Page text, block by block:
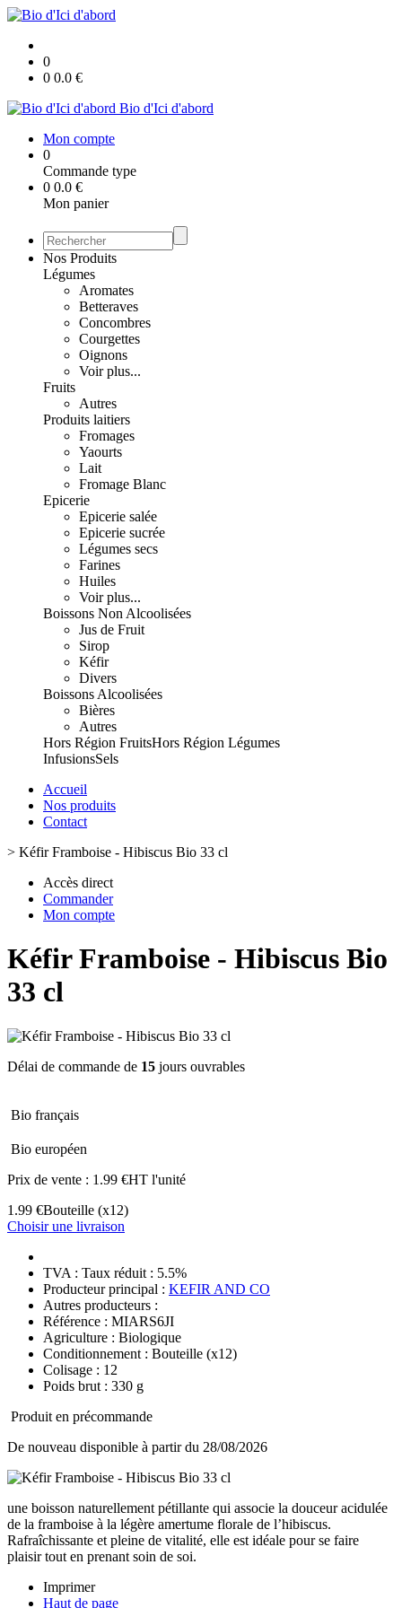
0
0 0.0 €
Bio d'Ici d'abord
Mon compte
0
Commande type
0 0.0 €
Mon panier
Nos Produits
Légumes
Aromates
Betteraves
Concombres
Courgettes
Oignons
Voir plus...
Fruits
Autres
Produits laitiers
Fromages
Yaourts
Lait
Fromage Blanc
Epicerie
Epicerie salée
Epicerie sucrée
Légumes secs
Farines
Huiles
Voir plus...
Boissons Non Alcoolisées
Jus de Fruit
Sirop
Kéfir
Divers
Boissons Alcoolisées
Bières
Autres
Hors Région FruitsHors Région Légumes
InfusionsSels
Accueil
Nos produits
Contact
> Kéfir Framboise - Hibiscus Bio 33 cl
Accès direct
Commander
Mon compte
Kéfir Framboise - Hibiscus Bio
33 cl
Délai de commande de 15 jours ouvrables
Bio français
Bio européen
Prix de vente : 1.99 €HT l'unité
1.99 €Bouteille (x12)
Choisir une livraison
TVA : Taux réduit : 5.5%
Producteur principal : KEFIR AND CO
Autres producteurs :
Référence : MIARS6JI
Agriculture : Biologique
Conditionnement : Bouteille (x12)
Colisage : 12
Poids brut : 330 g
Produit en précommande
De nouveau disponible à partir du 28/08/2026
une boisson naturellement pétillante qui associe la douceur acidulée
de la framboise à la légère amertume florale de l’hibiscus.
Rafraîchissante et pleine de vitalité, elle est idéale pour se faire
plaisir tout en prenant soin de soi.
Imprimer
Haut de page